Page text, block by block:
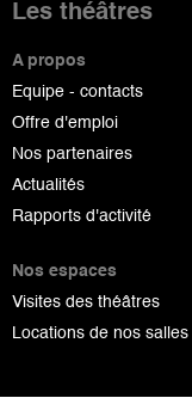
Les théâtres
A propos
Equipe - contacts
Offre d'emploi
Nos partenaires
Actualités
Rapports d'activité
Nos espaces
Visites des théâtres
Locations de nos salles